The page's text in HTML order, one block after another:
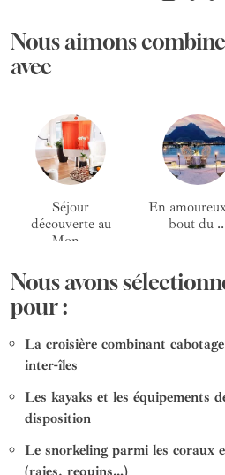
Nous aimons
avec
Séjour
découverte au
Mon...
En
bout du
Nous avons
pour :
La croisière combinant
inter-îles
Les kayaks et les équipements
disposition
Le snorkeling parmi les coraux